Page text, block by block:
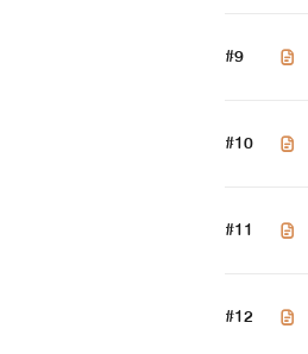
#9
#10
#11
#12